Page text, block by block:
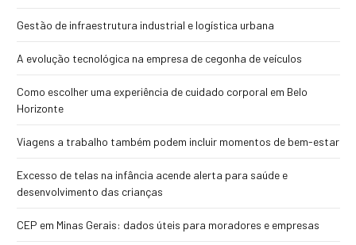
Gestão de infraestrutura industrial e logística urbana
A evolução tecnológica na empresa de cegonha de veículos
Como escolher uma experiência de cuidado corporal em Belo
Horizonte
Viagens a trabalho também podem incluir momentos de bem-estar
Excesso de telas na infância acende alerta para saúde e
desenvolvimento das crianças
CEP em Minas Gerais: dados úteis para moradores e empresas